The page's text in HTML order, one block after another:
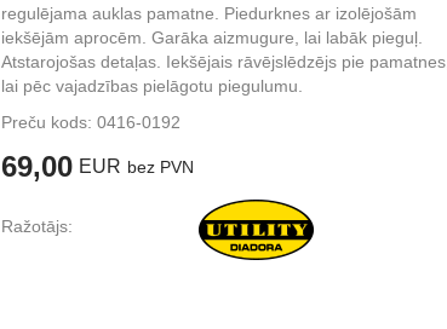
regulējama auklas pamatne. Piedurknes ar izolējošām
iekšējām aprocēm. Garāka aizmugure, lai labāk pieguļ.
Atstarojošas detaļas. Iekšējais rāvējslēdzējs pie pamatnes,
lai pēc vajadzības pielāgotu piegulumu.
Preču kods: 0416-0192
69,00 EUR bez PVN
Ražotājs: